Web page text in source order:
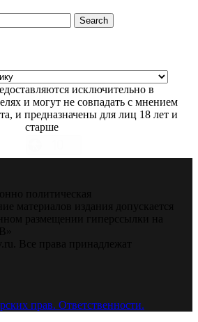
Search
исключительно в
и могут не совпадать с мнением
и предназначены для лиц 18 лет и
старше
политическая
материалов издания допускается
размещении гиперссылки на
Все права принадлежат
прав. Ответственности.